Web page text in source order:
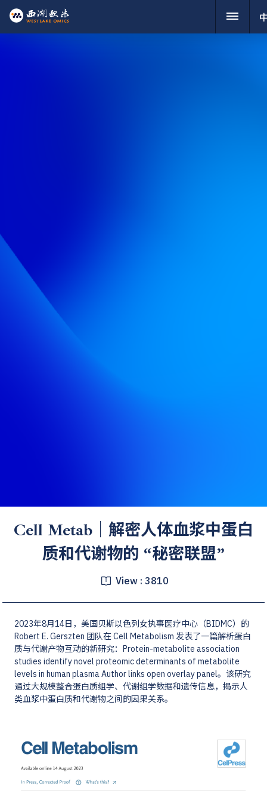
Cell Metab｜解密人体血浆中蛋白
质和代谢物的 “秘密联盟”
View : 3810
2023年8月14日，美国贝斯以色列女执事医疗中心（BIDMC）的
Robert E. Gerszten 团队在 Cell Metabolism 发表了一篇解析蛋白
质与代谢产物互动的新研究：Protein-metabolite association
studies identify novel proteomic determinants of metabolite
levels in human plasma Author links open overlay panel。该研究
通过大规模整合蛋白质组学、代谢组学数据和遗传信息，揭示人
类血浆中蛋白质和代谢物之间的因果关系。